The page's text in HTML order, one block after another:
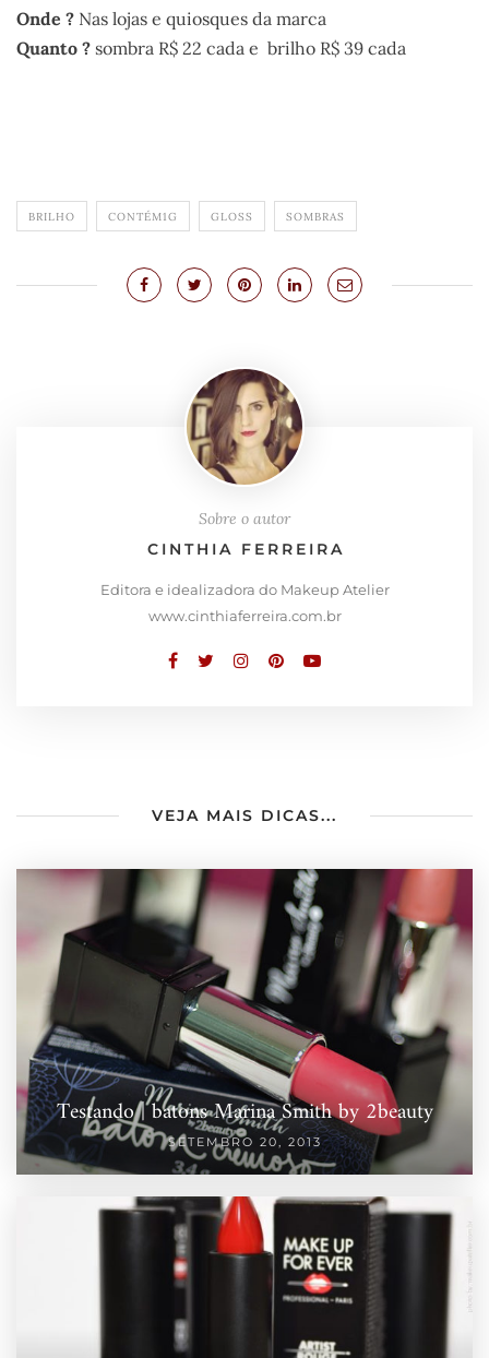
Onde ? Nas lojas e quiosques da marca
Quanto ? sombra R$ 22 cada e brilho R$ 39 cada
BRILHO CONTÉM1G GLOSS SOMBRAS
Sobre o autor
CINTHIA FERREIRA
Editora e idealizadora do Makeup Atelier
www.cinthiaferreira.com.br
VEJA MAIS DICAS...
Testando | batons Marina Smith by 2beauty
SETEMBRO 20, 2013